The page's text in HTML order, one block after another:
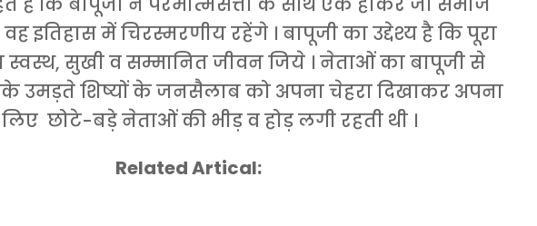
इतिहास में चिरस्मरणीय रहेंगे । बापूजी का उद्देश्य है कि पूरा
स्वस्थ, सुखी व सम्मानित जीवन जिये । नेताओं का बापूजी से
उमड़ते शिष्यों के जनसैलाब को अपना चेहरा दिखाकर अपना
छोटे-बड़े नेताओं की भीड़ व होड़ लगी रहती थी ।
Related Artical: